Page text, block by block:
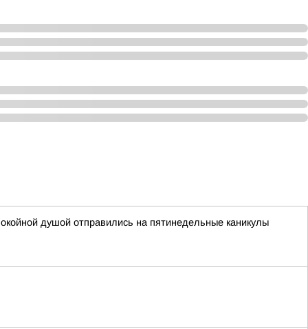
душой отправились на пятинедельные каникулы